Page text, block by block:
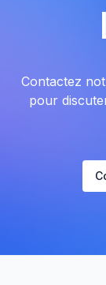
Contactez
pour